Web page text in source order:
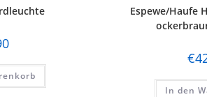
Espewe/Haufe
€
In den